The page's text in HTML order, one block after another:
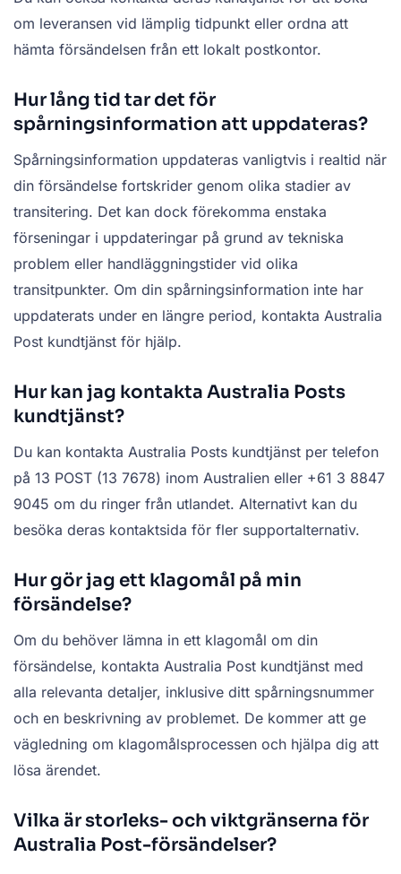
om leveransen vid lämplig tidpunkt eller ordna att
hämta försändelsen från ett lokalt postkontor.
Hur lång tid tar det för
spårningsinformation att uppdateras?
Spårningsinformation uppdateras vanligtvis i realtid när
din försändelse fortskrider genom olika stadier av
transitering. Det kan dock förekomma enstaka
förseningar i uppdateringar på grund av tekniska
problem eller handläggningstider vid olika
transitpunkter. Om din spårningsinformation inte har
uppdaterats under en längre period, kontakta Australia
Post kundtjänst för hjälp.
Hur kan jag kontakta Australia Posts
kundtjänst?
Du kan kontakta Australia Posts kundtjänst per telefon
på 13 POST (13 7678) inom Australien eller +61 3 8847
9045 om du ringer från utlandet. Alternativt kan du
besöka deras kontaktsida för fler supportalternativ.
Hur gör jag ett klagomål på min
försändelse?
Om du behöver lämna in ett klagomål om din
försändelse, kontakta Australia Post kundtjänst med
alla relevanta detaljer, inklusive ditt spårningsnummer
och en beskrivning av problemet. De kommer att ge
vägledning om klagomålsprocessen och hjälpa dig att
lösa ärendet.
Vilka är storleks- och viktgränserna för
Australia Post-försändelser?